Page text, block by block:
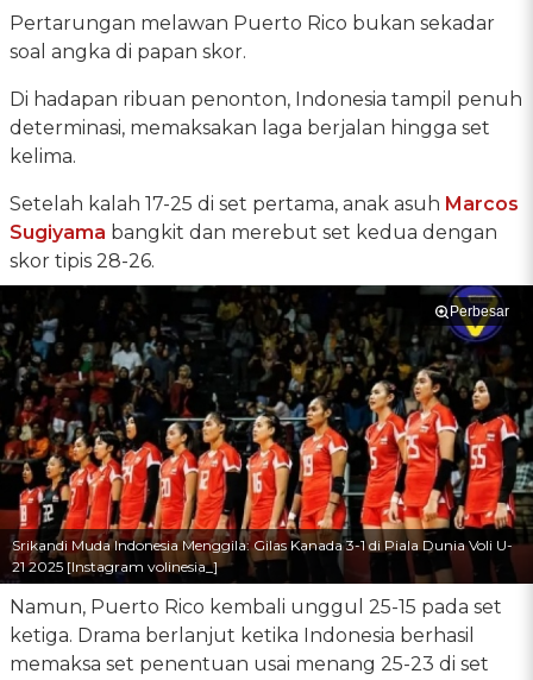
Pertarungan melawan Puerto Rico bukan sekadar
soal angka di papan skor.
Di hadapan ribuan penonton, Indonesia tampil penuh
determinasi, memaksakan laga berjalan hingga set
kelima.
Setelah kalah 17-25 di set pertama, anak asuh Marcos
Sugiyama bangkit dan merebut set kedua dengan
skor tipis 28-26.
Perbesar
Srikandi Muda Indonesia Menggila: Gilas Kanada 3-1 di Piala Dunia Voli U-
21 2025 [Instagram volinesia_]
Namun, Puerto Rico kembali unggul 25-15 pada set
ketiga. Drama berlanjut ketika Indonesia berhasil
memaksa set penentuan usai menang 25-23 di set